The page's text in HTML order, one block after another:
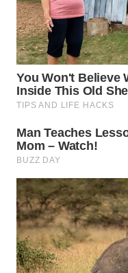
WN
KALTIM
WN
SULSEL
GORONTALO
WN
SULUT
WN
MALUKU
WN